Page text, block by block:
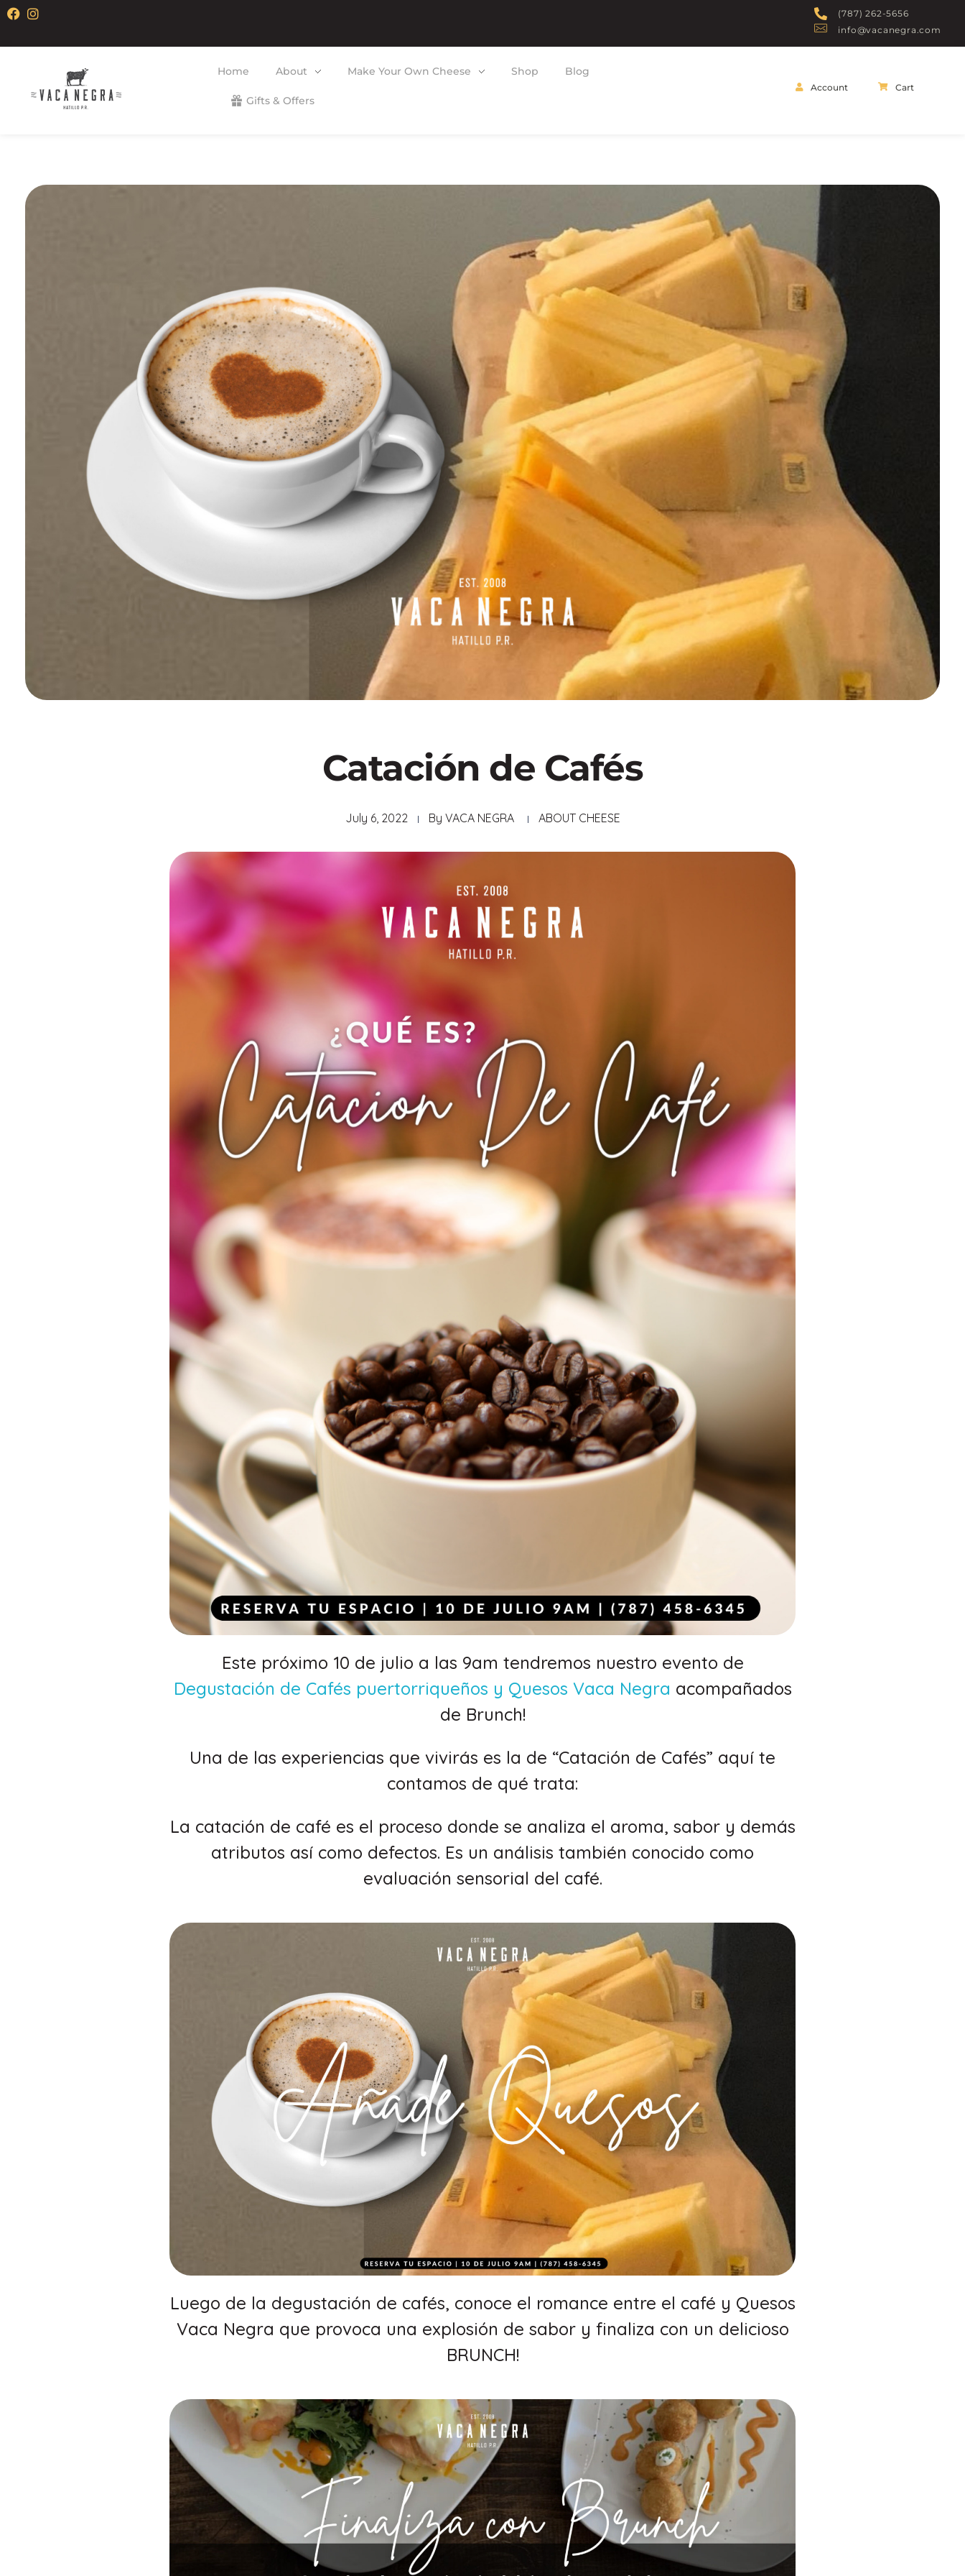
(787) 262-5656
info@vacanegra.com
Home About Make Your Own Cheese Shop Blog
Gifts & Offers
Account Cart
Catación de Cafés
July 6, 2022 By VACA NEGRA ABOUT CHEESE
Este próximo 10 de julio a las 9am tendremos nuestro evento de
Degustación de Cafés puertorriqueños y Quesos Vaca Negra acompañados
de Brunch!
Una de las experiencias que vivirás es la de “Catación de Cafés” aquí te
contamos de qué trata:
La catación de café es el proceso donde se analiza el aroma, sabor y demás
atributos así como defectos. Es un análisis también conocido como
evaluación sensorial del café.
Luego de la degustación de cafés, conoce el romance entre el café y Quesos
Vaca Negra que provoca una explosión de sabor y finaliza con un delicioso
BRUNCH!